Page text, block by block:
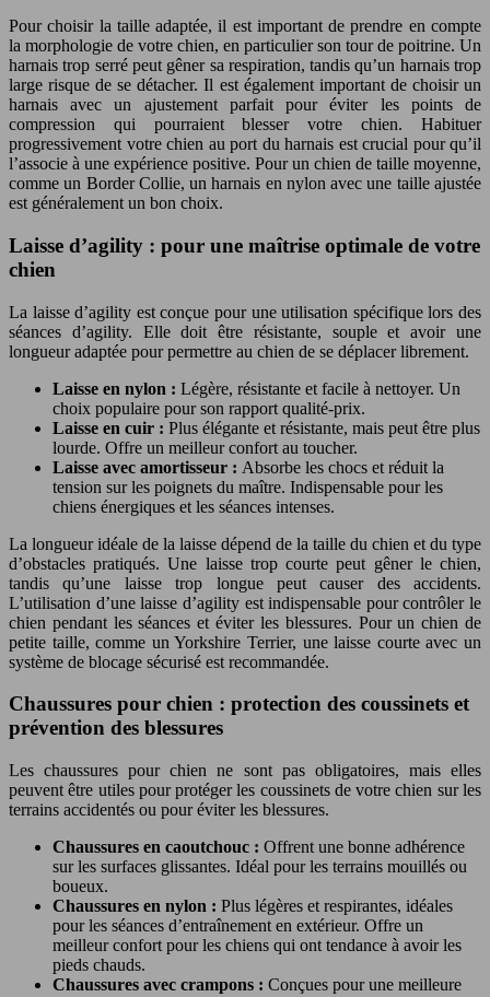
Pour choisir la taille adaptée, il est important de prendre en compte
la morphologie de votre chien, en particulier son tour de poitrine. Un
harnais trop serré peut gêner sa respiration, tandis qu’un harnais trop
large risque de se détacher. Il est également important de choisir un
harnais avec un ajustement parfait pour éviter les points de
compression qui pourraient blesser votre chien. Habituer
progressivement votre chien au port du harnais est crucial pour qu’il
l’associe à une expérience positive. Pour un chien de taille moyenne,
comme un Border Collie, un harnais en nylon avec une taille ajustée
est généralement un bon choix.
Laisse d’agility : pour une maîtrise optimale de votre
chien
La laisse d’agility est conçue pour une utilisation spécifique lors des
séances d’agility. Elle doit être résistante, souple et avoir une
longueur adaptée pour permettre au chien de se déplacer librement.
Laisse en nylon : Légère, résistante et facile à nettoyer. Un
choix populaire pour son rapport qualité-prix.
Laisse en cuir : Plus élégante et résistante, mais peut être plus
lourde. Offre un meilleur confort au toucher.
Laisse avec amortisseur : Absorbe les chocs et réduit la
tension sur les poignets du maître. Indispensable pour les
chiens énergiques et les séances intenses.
La longueur idéale de la laisse dépend de la taille du chien et du type
d’obstacles pratiqués. Une laisse trop courte peut gêner le chien,
tandis qu’une laisse trop longue peut causer des accidents.
L’utilisation d’une laisse d’agility est indispensable pour contrôler le
chien pendant les séances et éviter les blessures. Pour un chien de
petite taille, comme un Yorkshire Terrier, une laisse courte avec un
système de blocage sécurisé est recommandée.
Chaussures pour chien : protection des coussinets et
prévention des blessures
Les chaussures pour chien ne sont pas obligatoires, mais elles
peuvent être utiles pour protéger les coussinets de votre chien sur les
terrains accidentés ou pour éviter les blessures.
Chaussures en caoutchouc : Offrent une bonne adhérence
sur les surfaces glissantes. Idéal pour les terrains mouillés ou
boueux.
Chaussures en nylon : Plus légères et respirantes, idéales
pour les séances d’entraînement en extérieur. Offre un
meilleur confort pour les chiens qui ont tendance à avoir les
pieds chauds.
Chaussures avec crampons : Conçues pour une meilleure